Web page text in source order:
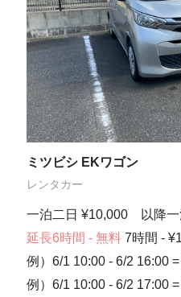
ミツビシ EKワゴン
レンタカー
一泊二日 ¥10,000 以降一
延長6時間 - 無料7時間 -
例）6/1 10:00 - 6/2 16:00
例）6/1 10:00 - 6/2 17:00